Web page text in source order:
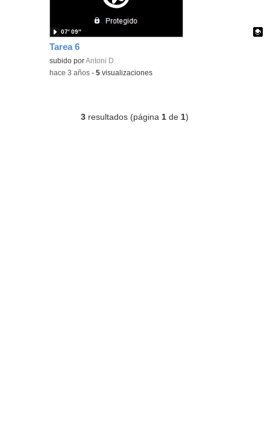
Tarea 6
Contenido educativo.
subido porAntoni D.
07′ 09″
-hace 3 años -5 visualizaciones
3 resultados (página 1 de 1)